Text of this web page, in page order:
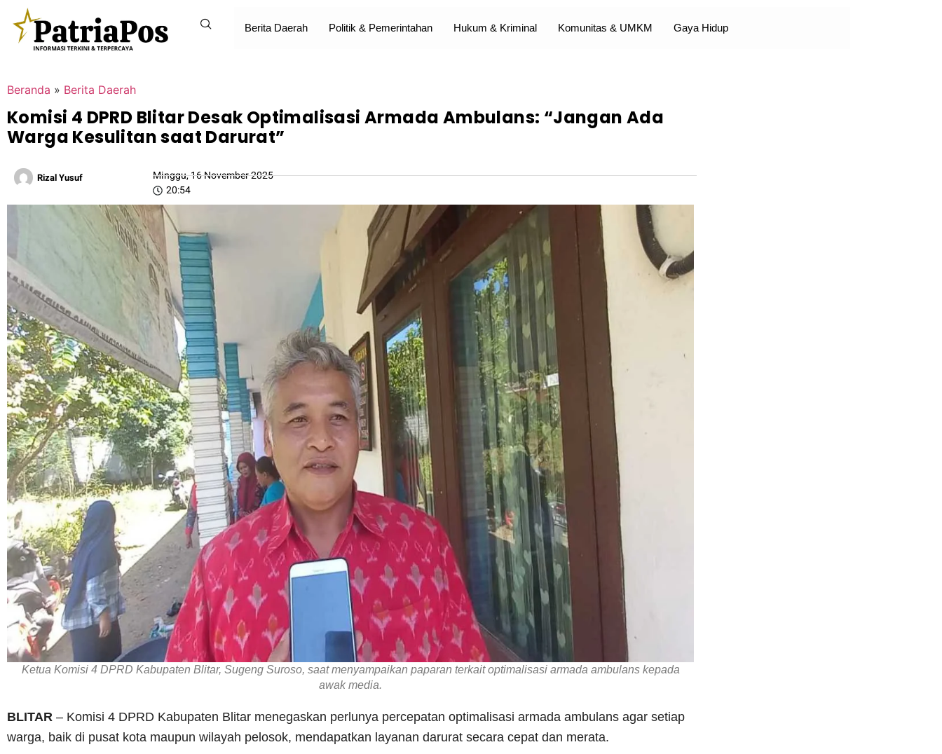
Berita Daerah Politik & Pemerintahan Hukum & Kriminal Komunitas & UMKM Gaya Hidup
Beranda » Berita Daerah
Komisi 4 DPRD Blitar Desak Optimalisasi Armada Ambulans: “Jangan Ada
Warga Kesulitan saat Darurat”
Rizal Yusuf
Minggu, 16 November 2025
20:54
Ketua Komisi 4 DPRD Kabupaten Blitar, Sugeng Suroso, saat menyampaikan paparan terkait optimalisasi armada ambulans kepada
awak media.
BLITAR – Komisi 4 DPRD Kabupaten Blitar menegaskan perlunya percepatan optimalisasi armada ambulans agar setiap
warga, baik di pusat kota maupun wilayah pelosok, mendapatkan layanan darurat secara cepat dan merata.